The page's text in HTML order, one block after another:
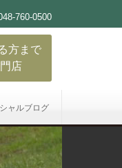
760-0500
方まで
店
ャルブログ